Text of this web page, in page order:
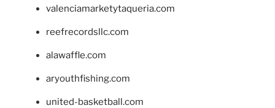
valenciamarketytaqueria.com
reefrecordsllc.com
alawaffle.com
aryouthfishing.com
united-basketball.com